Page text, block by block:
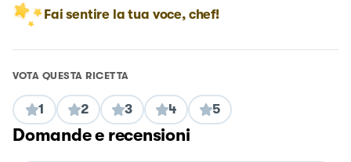
Fai sentire la tua voce, chef!
VOTA QUESTA RICETTA
1 2 3 4 5
Domande e recensioni